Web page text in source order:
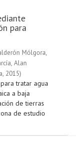
para
Mólgora,
Alan
, 2015)
tratar agua
a baja
de tierras
de estudio